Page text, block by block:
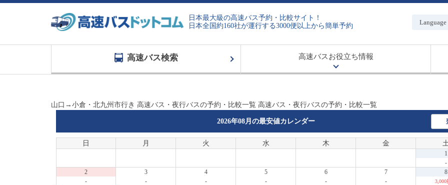
日本最大級の高速バス予約・比較サイト！
日本全国約160社が運行する3000便以上から簡単予約
Language
高速バス検索 高速バスお役立ち情報
山口→小倉・北九州市行き 高速バス・夜行バスの予約・比較一覧 高速バス・夜行バスの予約・比較一覧
2026年08月の最安値カレンダー
日 月 火 水 木 金
1
-
2
-
3
-
4
-
5
-
6
-
7
-
8
3,000